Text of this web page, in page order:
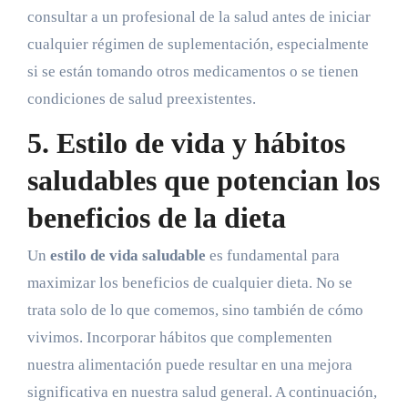
consultar a un profesional de la salud antes de iniciar
cualquier régimen de suplementación, especialmente
si se están tomando otros medicamentos o se tienen
condiciones de salud preexistentes.
5. Estilo de vida y hábitos
saludables que potencian los
beneficios de la dieta
Un estilo de vida saludable es fundamental para
maximizar los beneficios de cualquier dieta. No se
trata solo de lo que comemos, sino también de cómo
vivimos. Incorporar hábitos que complementen
nuestra alimentación puede resultar en una mejora
significativa en nuestra salud general. A continuación,